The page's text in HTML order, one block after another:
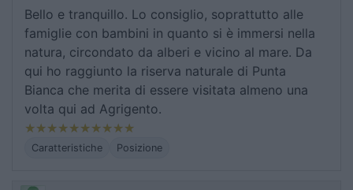
Bello e tranquillo. Lo consiglio, soprattutto alle
famiglie con bambini in quanto si è immersi nella
natura, circondato da alberi e vicino al mare. Da
qui ho raggiunto la riserva naturale di Punta
Bianca che merita di essere visitata almeno una
volta qui ad Agrigento.
Caratteristiche Posizione